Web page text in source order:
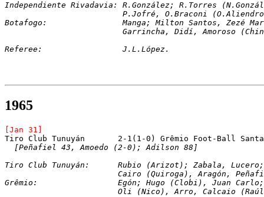
Independiente Rivadavia: R.González; R.Torres
P.Jofré, O.Braconi
Botafogo:		 Manga; Milton
Garrincha, Didí, Amoroso
1965
[Jan 31]
Tiro Club Tunuyán	2-1(1-0) Grêmio Foot-Ball
[Peñafiel 43, Amoedo (2-0); Adilson 88]
Tiro Club Tunuyán:	Rubio (Arizot);
Cairo (Quiroga), Aragón,
Grêmio:			Egón; Hugo (Clobi), Juan
Oli (Nico), Arro, Calcaio